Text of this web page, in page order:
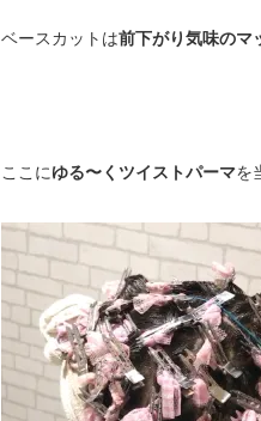
ベースカットは前下がり気味のマ
ここにゆる〜くツイストパーマを